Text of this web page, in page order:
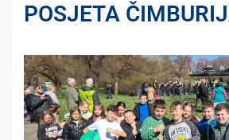
POSJETA